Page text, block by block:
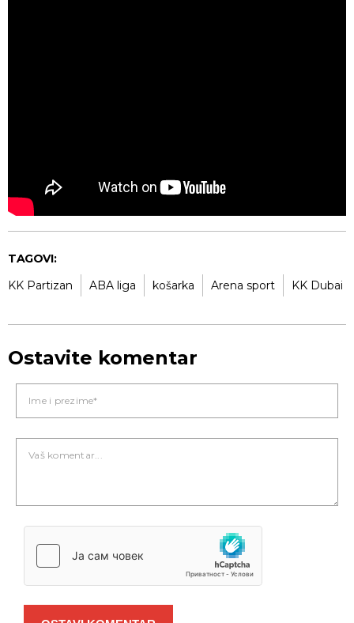
TAGOVI:
KK Partizan
ABA liga košarka Arena sport KK Dubai
Ostavite komentar